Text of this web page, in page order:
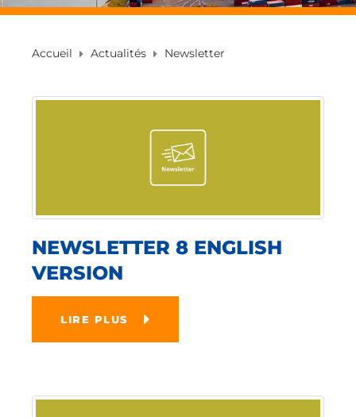
Accueil Actualités Newsletter
NEWSLETTER 8 ENGLISH
VERSION
LIRE PLUS